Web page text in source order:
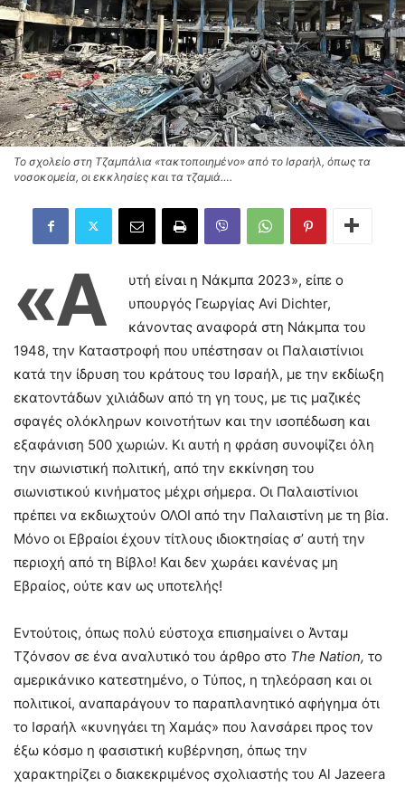
Το σχολείο στη Τζαμπάλια «τακτοποιημένο» από το Ισραήλ, όπως τα
νοσοκομεία, οι εκκλησίες και τα τζαμιά….
«Α
υτή είναι η Νάκμπα 2023», είπε ο
υπουργός Γεωργίας Avi Dichter,
κάνοντας αναφορά στη Νάκμπα του
1948, την Καταστροφή που υπέστησαν οι Παλαιστίνιοι
κατά την ίδρυση του κράτους του Ισραήλ, με την εκδίωξη
εκατοντάδων χιλιάδων από τη γη τους, με τις μαζικές
σφαγές ολόκληρων κοινοτήτων και την ισοπέδωση και
εξαφάνιση 500 χωριών. Κι αυτή η φράση συνοψίζει όλη
την σιωνιστική πολιτική, από την εκκίνηση του
σιωνιστικού κινήματος μέχρι σήμερα. Οι Παλαιστίνιοι
πρέπει να εκδιωχτούν ΟΛΟΙ από την Παλαιστίνη με τη βία.
Μόνο οι Εβραίοι έχουν τίτλους ιδιοκτησίας σ’ αυτή την
περιοχή από τη Βίβλο! Και δεν χωράει κανένας μη
Εβραίος, ούτε καν ως υποτελής!
Εντούτοις, όπως πολύ εύστοχα επισημαίνει ο Άνταμ
Τζόνσον σε ένα αναλυτικό του άρθρο στο The Nation, το
αμερικάνικο κατεστημένο, ο Τύπος, η τηλεόραση και οι
πολιτικοί, αναπαράγουν το παραπλανητικό αφήγημα ότι
το Ισραήλ «κυνηγάει τη Χαμάς» που λανσάρει προς τον
έξω κόσμο η φασιστική κυβέρνηση, όπως την
χαρακτηρίζει ο διακεκριμένος σχολιαστής του Al Jazeera